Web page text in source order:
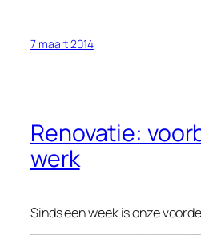
7 maart 2014
Renovatie:
werk
Sinds een week is onze